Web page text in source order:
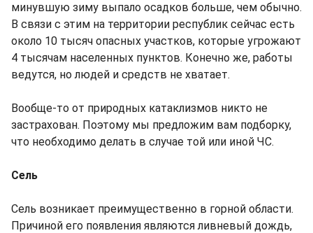
минувшую зиму выпало осадков больше, чем обычно.
В связи с этим на территории республик сейчас есть
около 10 тысяч опасных участков, которые угрожают
4 тысячам населенных пунктов. Конечно же, работы
ведутся, но людей и средств не хватает.
Вообще-то от природных катаклизмов никто не
застрахован. Поэтому мы предложим вам подборку,
что необходимо делать в случае той или иной ЧС.
Сель
Сель возникает преимущественно в горной области.
Причиной его появления являются ливневый дождь,